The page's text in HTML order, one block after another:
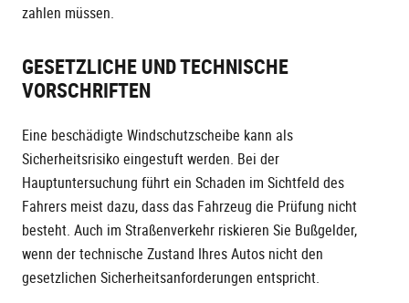
zahlen müssen.
GESETZLICHE UND TECHNISCHE
VORSCHRIFTEN
Eine beschädigte Windschutzscheibe kann als
Sicherheitsrisiko eingestuft werden. Bei der
Hauptuntersuchung führt ein Schaden im Sichtfeld des
Fahrers meist dazu, dass das Fahrzeug die Prüfung nicht
besteht. Auch im Straßenverkehr riskieren Sie Bußgelder,
wenn der technische Zustand Ihres Autos nicht den
gesetzlichen Sicherheitsanforderungen entspricht.